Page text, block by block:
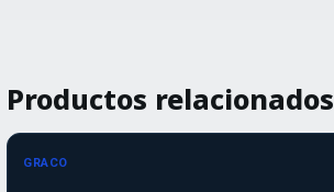
Productos relacionados
GRACO